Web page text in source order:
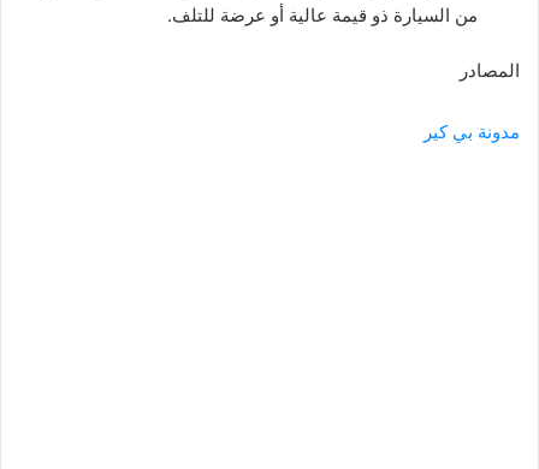
من السيارة ذو قيمة عالية أو عرضة للتلف.
المصادر
مدونة بي كير